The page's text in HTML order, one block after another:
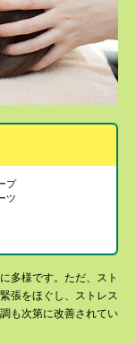
プ
ツ
多様です。ただ、スト
張をほぐし、ストレス
も次第に改善されてい